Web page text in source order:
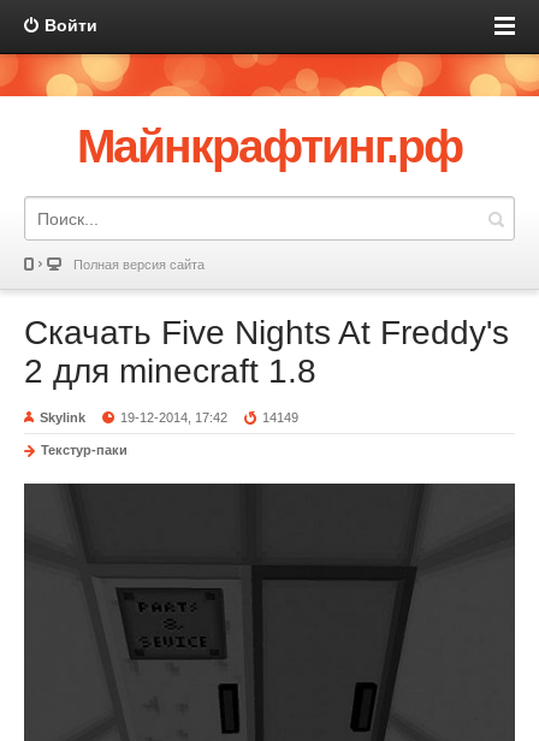
Войти
Майнкрафтинг.рф
Полная версия сайта
Скачать Five Nights At Freddy's
2 для minecraft 1.8
Skylink 19-12-2014, 17:42 14149
Текстур-паки